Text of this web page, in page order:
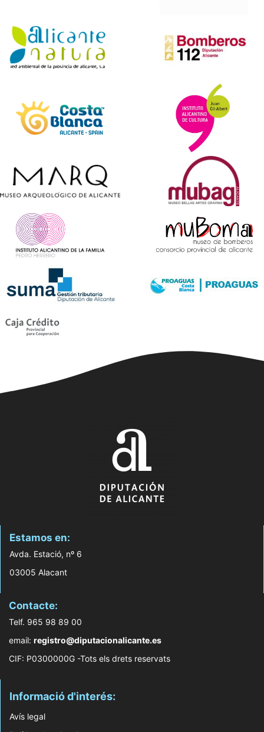
Estamos en:
Avda. Estació, nº 6
03005 Alacant
Contacte:
Telf. 965 98 89 00
email: registro@diputacionalicante.es
CIF: P0300000G -Tots els drets reservats
Informació d'interés:
Avís legal